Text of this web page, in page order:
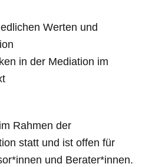
Werten und
in der Mediation im
Rahmen der
statt und ist offen für
und Berater*innen.